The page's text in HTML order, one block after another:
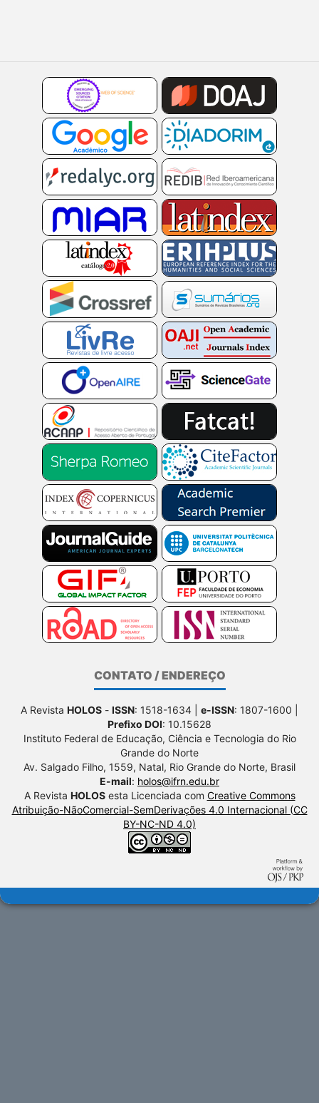
CONTATO / ENDEREÇO
A Revista HOLOS - ISSN: 1518-1634 | e-ISSN: 1807-1600 |
Prefixo DOI: 10.15628
Instituto Federal de Educação, Ciência e Tecnologia do Rio
Grande do Norte
Av. Salgado Filho, 1559, Natal, Rio Grande do Norte, Brasil
E-mail: holos@ifrn.edu.br
A Revista HOLOSesta Licenciada com Creative Commons
Atribuição-NãoComercial-SemDerivações 4.0 Internacional (CC
BY-NC-ND 4.0)